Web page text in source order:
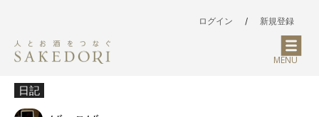
ログイン / 新規登録
MENU
日記